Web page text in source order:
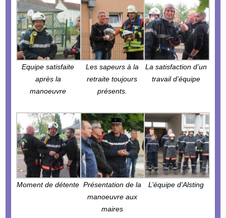
Equipe satisfaite
après la
manoeuvre
Les sapeurs à la
retraite toujours
présents.
La satisfaction d’un
travail d’équipe
Moment de détente Présentation de la
manoeuvre aux
maires
L’équipe d’Alsting